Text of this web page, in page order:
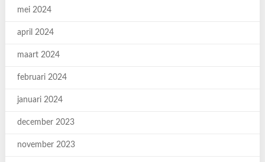
mei 2024
april 2024
maart 2024
februari 2024
januari 2024
december 2023
november 2023